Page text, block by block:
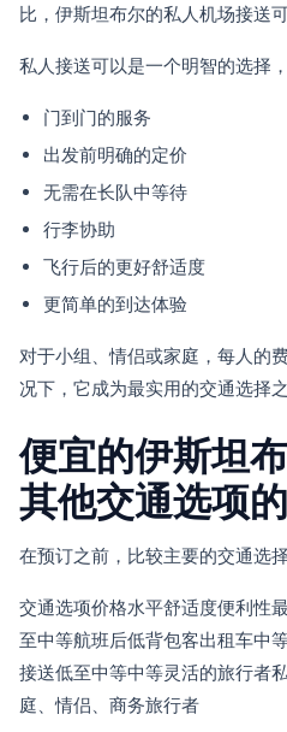
比，伊斯坦布尔的私人机场接送
私人接送可以是一个明智的选择
门到门的服务
出发前明确的定价
无需在长队中等待
行李协助
飞行后的更好舒适度
更简单的到达体验
对于小组、情侣或家庭，每人的
况下，它成为最实用的交通选择之
便宜的伊斯坦
其他交通选项
在预订之前，比较主要的交通选择
交通选项价格水平舒适度便利性
至中等航班后低背包客出租车中
接送低至中等中等灵活的旅行者
庭、情侣、商务旅行者